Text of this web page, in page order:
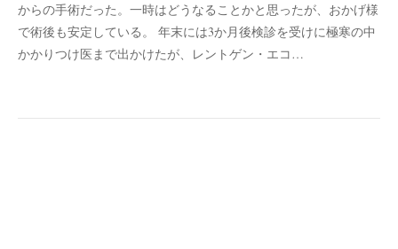
からの手術だった。一時はどうなることかと思ったが、おかげ様
で術後も安定している。 年末には3か月後検診を受けに極寒の中
かかりつけ医まで出かけたが、レントゲン・エコ…